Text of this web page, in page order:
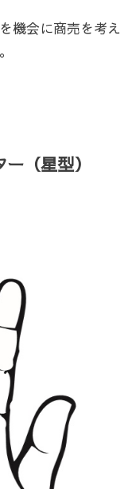
機会に商売を考え
（星型）